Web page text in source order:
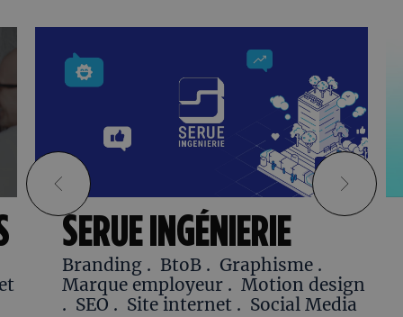
SERUE INGÉNIERIE
Branding . BtoB . Graphisme .
Marque employeur . Motion design
. SEO . Site internet . Social Media